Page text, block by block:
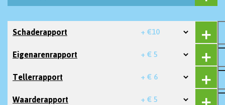
Schaderapport + €10
Eigenarenrapport + € 5
Tellerrapport + € 6
Waarderapport + € 5